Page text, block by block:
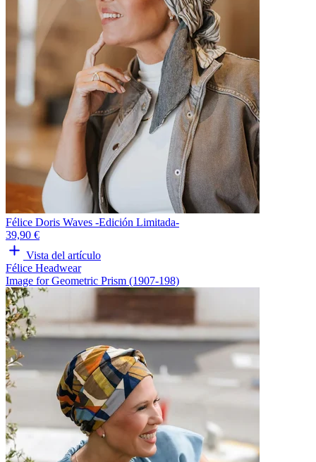
Félice Doris Waves -Edición Limitada-
39,90 €
Vista del artículo
Félice Headwear
Image for Geometric Prism (1907-198)